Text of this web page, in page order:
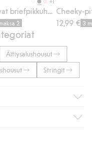
2
Cheeky-
12,99 € 3
Äitiysalushousut
Stringit
toimituksen